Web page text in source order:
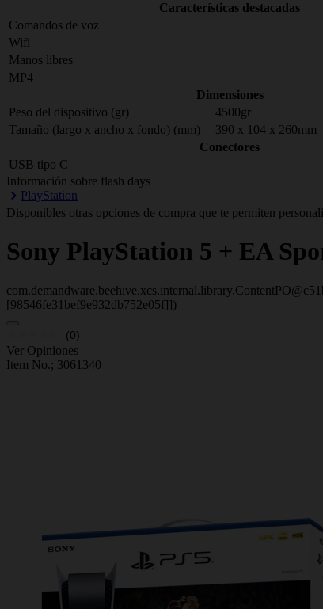
Características destacadas
Comandos de voz
Wifi
Manos libres
MP4
Dimensiones
Peso del dispositivo (gr)
4500gr
Tamaño (largo x ancho x fondo) (mm)
390 x 104 x 260mm
Conectores
USB tipo C
Información sobre flash days
PlayStation
Disponibles otras opciones de compra que te permiten
Sony PlayStation 5 + EA
[98546fe31bef9e932db752e05f]])
(0)
Ver Opiniones
Item No.; 3061340